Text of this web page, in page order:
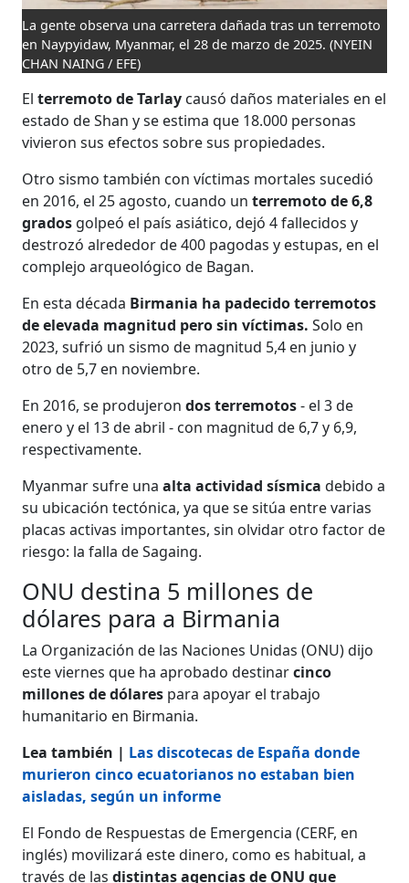
La gente observa una carretera dañada tras un terremoto
en Naypyidaw, Myanmar, el 28 de marzo de 2025. (NYEIN
CHAN NAING / EFE)
Elterremoto de Tarlay causó daños materiales en el
estado de Shan y se estima que 18.000 personas
vivieron sus efectos sobre sus propiedades.
Otro sismo también con víctimas mortales sucedió
en 2016, el 25 agosto, cuando unterremoto de 6,8
grados golpeó el país asiático, dejó 4 fallecidos y
destrozó alrededor de 400 pagodas y estupas, en el
complejo arqueológico de Bagan.
En esta década Birmania ha padecido terremotos
de elevada magnitud pero sin víctimas. Solo en
2023, sufrió un sismo de magnitud 5,4 en junio y
otro de 5,7 en noviembre.
En 2016, se produjerondos terremotos- el 3 de
enero y el 13 de abril - con magnitud de 6,7 y 6,9,
respectivamente.
Myanmar sufre unaalta actividad sísmica debido a
su ubicación tectónica, ya que se sitúa entre varias
placas activas importantes, sin olvidar otro factor de
riesgo: la falla de Sagaing.
ONU destina 5 millones de
dólares para a Birmania
La Organización de las Naciones Unidas (ONU) dijo
este viernes que ha aprobado destinarcinco
millones de dólares para apoyar el trabajo
humanitario en Birmania.
Lea también | Las discotecas de España donde
murieron cinco ecuatorianos no estaban bien
aisladas, según un informe
El Fondo de Respuestas de Emergencia (CERF, en
inglés) movilizará este dinero, como es habitual, a
través de las distintas agencias de ONU que